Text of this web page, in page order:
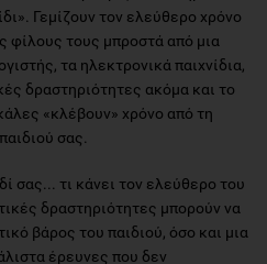
Γεμίζουν τον ελεύθερο χρόνο
φίλους τους μπροστά από μια
τα ηλεκτρονικά παιχνίδια,
δραστηριότητες ακόμα και το
«κλέβουν» χρόνο από τη
σας.
σας... τι κάνει τον ελεύθερο του
δραστηριότητες μπορούν να
βάρος του παιδιού, όσο και μια
έρευνες που δεν